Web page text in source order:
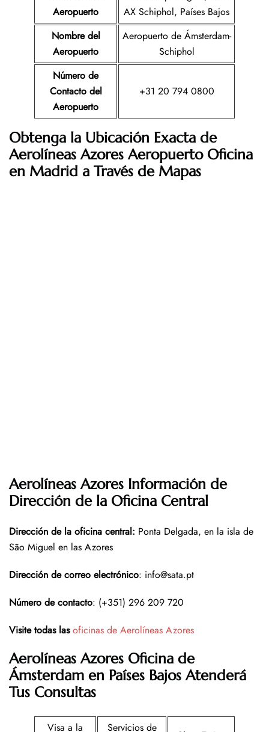
Aeropuerto
AX Schiphol, Países Bajos
Nombre del
Aeropuerto
Aeropuerto de Ámsterdam-
Schiphol
Número de
Contacto del
Aeropuerto
+31 20 794 0800
Obtenga la Ubicación Exacta de
Aerolíneas Azores Aeropuerto Oficina
en Madrid a Través de Mapas
Aerolíneas Azores Información de
Dirección de la Oficina Central
Dirección de la oficina central: Ponta Delgada, en la isla de
São Miguel en las Azores
Dirección de correo electrónico: info@sata.pt
Número de contacto: (+351) 296 209 720
Visite todas las oficinas de Aerolíneas Azores
Aerolíneas Azores Oficina de
Ámsterdam en Países BajosAtenderá
Tus Consultas
Visa a la Servicios de